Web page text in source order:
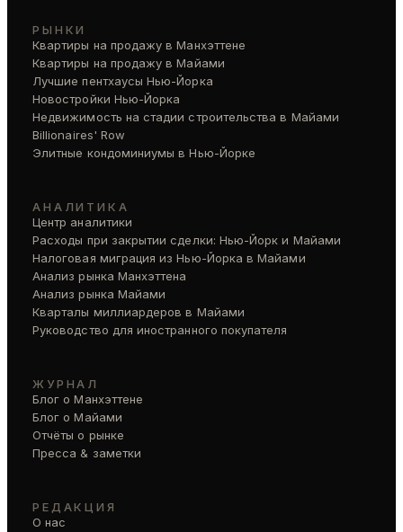
РЫНКИ
Квартиры на продажу в Манхэттене
Квартиры на продажу в Майами
Лучшие пентхаусы Нью-Йорка
Новостройки Нью-Йорка
Недвижимость на стадии строительства в Майами
Billionaires' Row
Элитные кондоминиумы в Нью-Йорке
АНАЛИТИКА
Центр аналитики
Расходы при закрытии сделки: Нью-Йорк и Майами
Налоговая миграция из Нью-Йорка в Майами
Анализ рынка Манхэттена
Анализ рынка Майами
Кварталы миллиардеров в Майами
Руководство для иностранного покупателя
ЖУРНАЛ
Блог о Манхэттене
Блог о Майами
Отчёты о рынке
Пресса & заметки
РЕДАКЦИЯ
О нас